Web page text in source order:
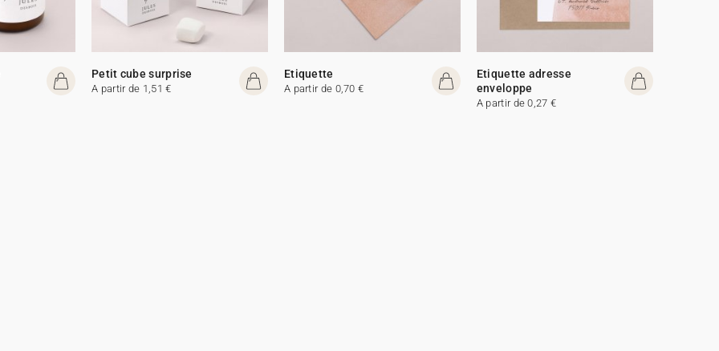
Petit cube surprise
A partir de 1,51 €
Etiquette
A partir de 0,70 €
Etiquette adresse
enveloppe
A partir de 0,27 €